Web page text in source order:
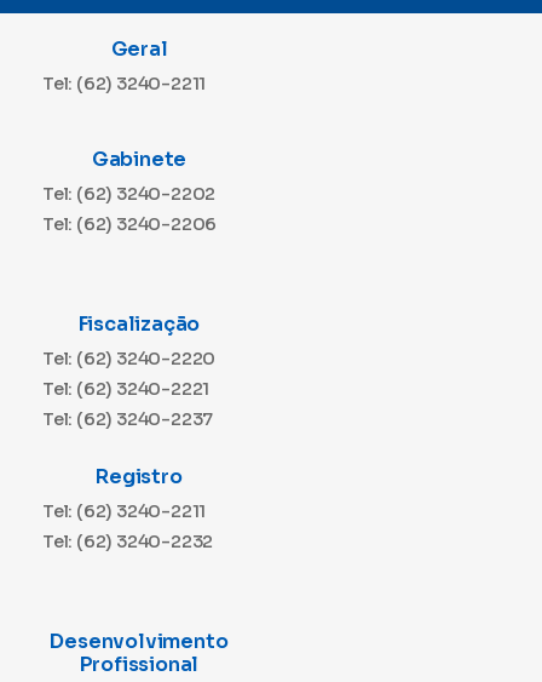
Geral
Tel: (62) 3240-2211
Gabinete
Tel: (62) 3240-2202
Tel: (62) 3240-2206
Fiscalização
Tel: (62) 3240-2220
Tel: (62) 3240-2221
Tel: (62) 3240-2237
Registro
Tel: (62) 3240-2211
Tel: (62) 3240-2232
Desenvolvimento
Profissional